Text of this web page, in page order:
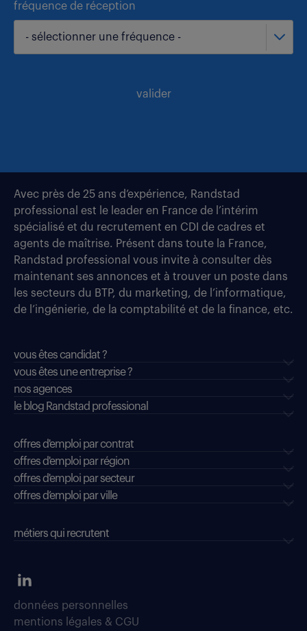
fréquence de réception
- sélectionner une fréquence -
valider
Avec près de 25 ans d’expérience, Randstad
professional est le leader en France de l’intérim
spécialisé et du recrutement en CDI de cadres et
agents de maîtrise. Présent dans toute la France,
Randstad professional vous invite à consulter dès
maintenant ses annonces et à trouver un poste dans
les secteurs du BTP, du marketing, de l’informatique,
de l’ingénierie, de la comptabilité et de la finance, etc.
vous êtes candidat ?
vous êtes une entreprise ?
nos agences
le blog Randstad professional
offres d'emploi par contrat
offres d'emploi par région
offres d'emploi par secteur
offres d’emploi par ville
métiers qui recrutent
données personnelles
mentions légales & CGU